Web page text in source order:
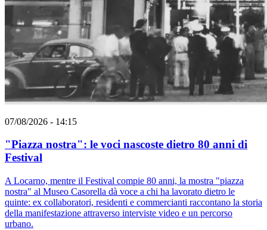
07/08/2026 - 14:15
"Piazza nostra": le voci nascoste dietro 80 anni di
Festival
A Locarno, mentre il Festival compie 80 anni, la mostra "piazza
nostra" al Museo Casorella dà voce a chi ha lavorato dietro le
quinte: ex collaboratori, residenti e commercianti raccontano la storia
della manifestazione attraverso interviste video e un percorso
urbano.